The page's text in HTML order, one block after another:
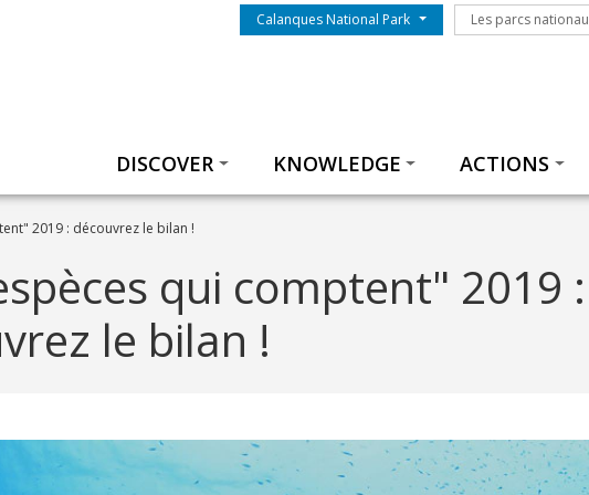
Menu du parc
Calanques National Park Les parcs
Les parcs
DISCOVER KNOWLEDGE ACTIONS
2019 : découvrez le bilan !
qui comptent" 2019 :
le bilan !